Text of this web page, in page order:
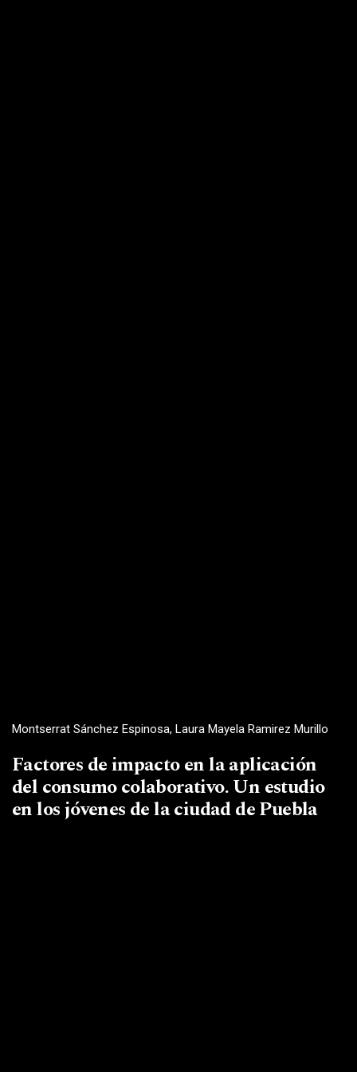
Montserrat Sánchez Espinosa, Laura Mayela Ramirez Murillo
Factores de impacto en la aplicación
del consumo colaborativo. Un estudio
en los jóvenes de la ciudad de Puebla